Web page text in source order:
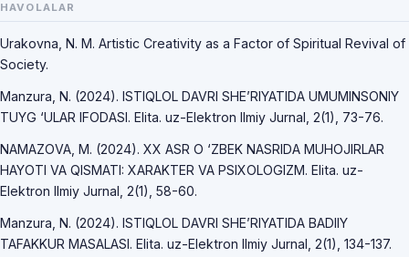
HAVOLALAR
Urakovna, N. M. Artistic Creativity as a Factor of Spiritual Revival of
Society.
Manzura, N. (2024). ISTIQLOL DAVRI SHE’RIYATIDA UMUMINSONIY
TUYG ‘ULAR IFODASI. Elita. uz-Elektron Ilmiy Jurnal, 2(1), 73-76.
NAMAZOVA, M. (2024). XX ASR O ‘ZBEK NASRIDA MUHOJIRLAR
HAYOTI VA QISMATI: XARAKTER VA PSIXOLOGIZM. Elita. uz-
Elektron Ilmiy Jurnal, 2(1), 58-60.
Manzura, N. (2024). ISTIQLOL DAVRI SHE’RIYATIDA BADIIY
TAFAKKUR MASALASI. Elita. uz-Elektron Ilmiy Jurnal, 2(1), 134-137.